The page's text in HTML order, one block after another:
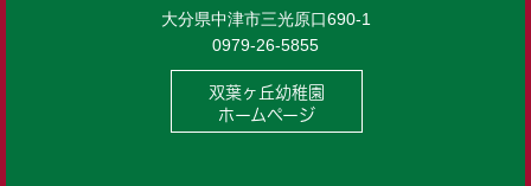
大分県中津市三光原口690-1
0979-26-5855
双葉ヶ丘幼稚園
ホームページ